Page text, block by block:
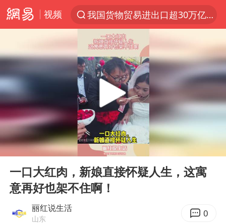
视频
我国货物贸易进出口超30万亿元
官方通报教师招聘笔试前13名被淘汰
河南撤回“领导带薪错峰休假”通知
A股三大股指收涨
宇树科技中一签需缴款7.54万元
泰国校园枪击案死亡人数升至7人
四川宜宾市高县发生4.9级地震
“立秋的第一杯奶茶”又爆单了
Play
00:00 00:10
一口大红肉，新娘直接怀疑人生，这寓
意再好也架不住啊！
丽红说生活
山东 0